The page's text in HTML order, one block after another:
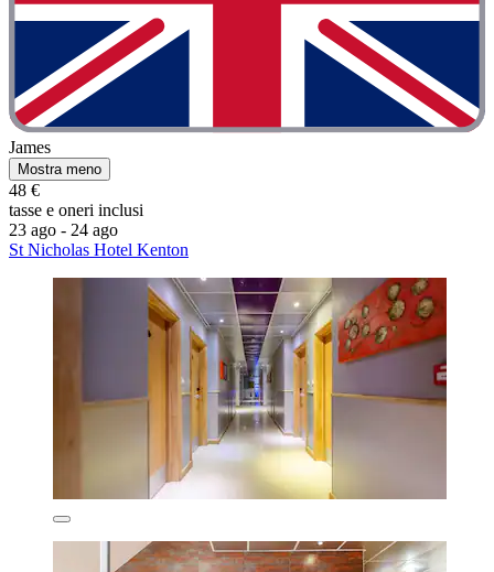
James
Mostra meno
48 €
tasse e oneri inclusi
23 ago - 24 ago
St Nicholas Hotel Kenton